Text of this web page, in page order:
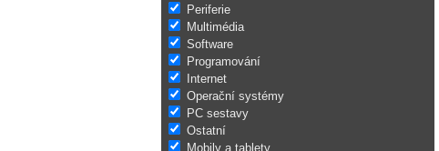
Periferie
Multimédia
Software
Programování
Internet
Operační systémy
PC sestavy
Ostatní
Mobily a tablety